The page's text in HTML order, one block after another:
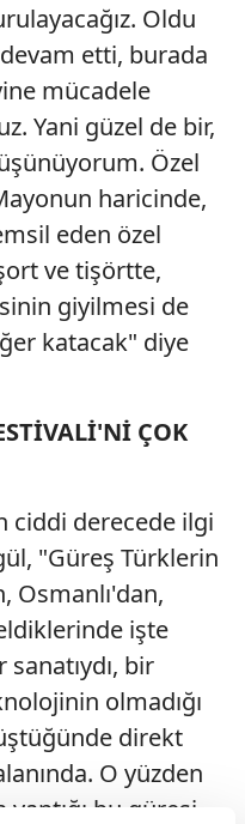
Oldu
etti, burada
mücadele
Yani güzel de bir,
Özel
haricinde,
eden özel
ve tişörtte,
giyilmesi de
katacak" diye
ÇOK
ciddi derecede ilgi
"Güreş Türklerin
Osmanlı'dan,
işte
bir
olmadığı
direkt
O yüzden
yaptığı bu güreşi